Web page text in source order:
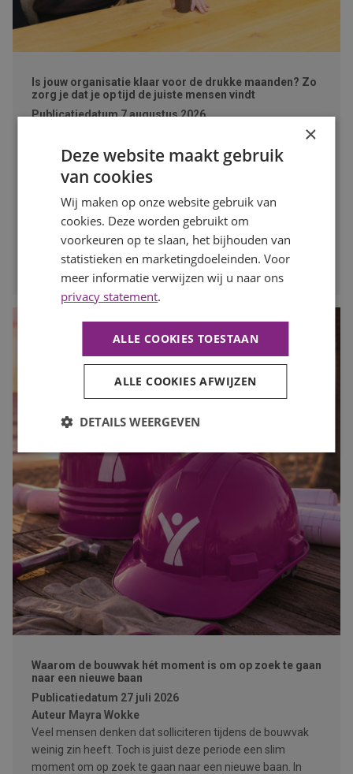
Is jouw organisatie klaar voor de drukke maanden? Zo
zorg je dat je op tijd de juiste mensen vindt
Publicatiedatum7 augustus 2026
Na de zomervakantie komt de arbeidsmarkt weer volop in
beweging. Voor werkgevers is dit hét moment om vooruit
te kijken en op tijd in te spelen op de personeelsbehoefte
voor de drukke maanden. In deze blog lees je waarom
vroeg starten met werven het verschil kan maken.
LEES MEER
Waarom de bouwvak hét moment is om op zoek te gaan
naar een nieuwe baan
Publicatiedatum 27 juli 2026
Auteur Mayra Wokke
Veel mensen denken dat solliciteren tijdens de bouwvak
weinig zin heeft. Toch is juist deze periode een slim
moment om op zoek te gaan naar een nieuwe baan. In
×
Deze website maakt gebruik
van cookies
Wij maken op onze website gebruik van
cookies. Deze worden gebruikt om
voorkeuren op te slaan, het bijhouden van
statistieken en marketingdoeleinden. Voor
meer informatie verwijzen wij u naar ons
privacy statement.
ALLE COOKIES TOESTAAN
ALLE COOKIES AFWIJZEN
DETAILS WEERGEVEN